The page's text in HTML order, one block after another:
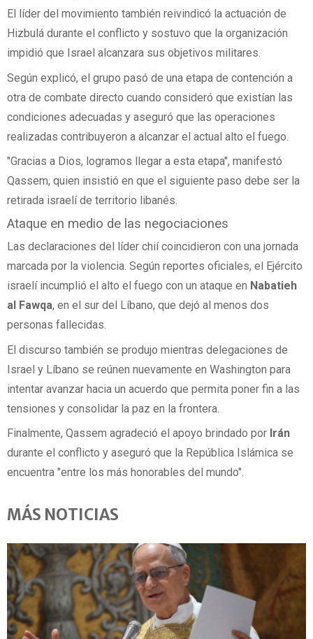
El líder del movimiento también reivindicó la actuación de
Hizbulá durante el conflicto y sostuvo que la organización
impidió que Israel alcanzara sus objetivos militares.
Según explicó, el grupo pasó de una etapa de contención a
otra de combate directo cuando consideró que existían las
condiciones adecuadas y aseguró que las operaciones
realizadas contribuyeron a alcanzar el actual alto el fuego.
"Gracias a Dios, logramos llegar a esta etapa", manifestó
Qassem, quien insistió en que el siguiente paso debe ser la
retirada israelí de territorio libanés.
Ataque en medio de las negociaciones
Las declaraciones del líder chií coincidieron con una jornada
marcada por la violencia. Según reportes oficiales, el Ejército
israelí incumplió el alto el fuego con un ataque en Nabatieh
al Fawqa, en el sur del Líbano, que dejó al menos dos
personas fallecidas.
El discurso también se produjo mientras delegaciones de
Israel y Líbano se reúnen nuevamente en Washington para
intentar avanzar hacia un acuerdo que permita poner fin a las
tensiones y consolidar la paz en la frontera.
Finalmente, Qassem agradeció el apoyo brindado por Irán
durante el conflicto y aseguró que la República Islámica se
encuentra "entre los más honorables del mundo".
MÁS NOTICIAS